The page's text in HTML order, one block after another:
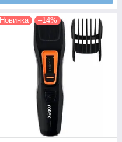
Новинка –14%